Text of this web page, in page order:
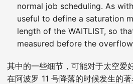
normal job scheduling. As
useful to define a saturation
length of the WAITLIST, so
measured before the
其中的一些细节，可能对于太空爱
在阿波罗 11 号降落的时候发生的